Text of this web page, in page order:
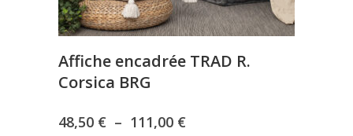
du
produit
Affiche encadrée TRAD R.
Corsica BRG
48,50 € – 111,00 €Plage